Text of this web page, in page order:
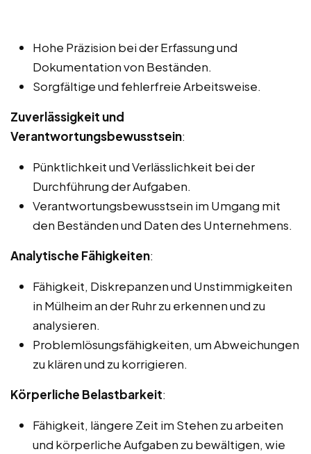
Hohe Präzision bei der Erfassung und
Dokumentation von Beständen.
Sorgfältige und fehlerfreie Arbeitsweise.
Zuverlässigkeit und
Verantwortungsbewusstsein:
Pünktlichkeit und Verlässlichkeit bei der
Durchführung der Aufgaben.
Verantwortungsbewusstsein im Umgang mit
den Beständen und Daten des Unternehmens.
Analytische Fähigkeiten:
Fähigkeit, Diskrepanzen und Unstimmigkeiten
in Mülheim an der Ruhr zu erkennen und zu
analysieren.
Problemlösungsfähigkeiten, um Abweichungen
zu klären und zu korrigieren.
Körperliche Belastbarkeit:
Fähigkeit, längere Zeit im Stehen zu arbeiten
und körperliche Aufgaben zu bewältigen, wie